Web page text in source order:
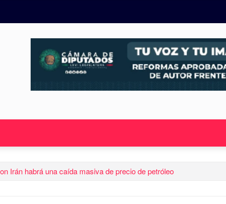
Irán habrá una caída masiva de precio de petróleo